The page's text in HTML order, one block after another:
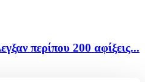
περίπου 200 αφίξεις...